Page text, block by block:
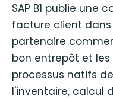
SAP B1 publie une
facture client dans
partenaire
bon entrepôt et
processus natifs
l'inventaire, calcul